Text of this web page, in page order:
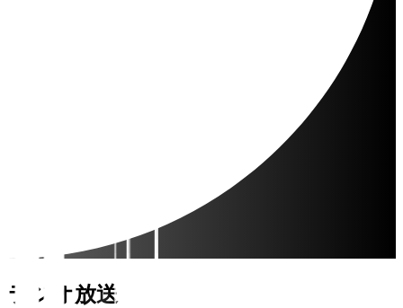
ラジオ放送